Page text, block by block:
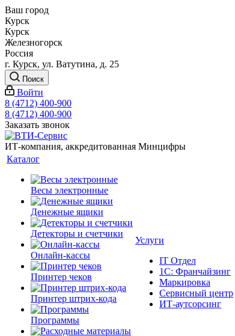
Ваш город
Курск
Курск
Железногорск
Россия
г. Курск, ул. Ватутина, д. 25
Поиск
Войти
8 (4712) 400-900
8 (4712) 400-900
Заказать звонок
ИТ-компания, аккредитованная Минцифры
Каталог
Весы электронные
Денежные ящики
Детекторы и счетчики
Онлайн-кассы
Принтер чеков
Принтер штрих-кода
Программы
Услуги
IT Отдел
1С: Франчайзинг
Маркировка
Сервисный центр
ИТ-аутсорсинг